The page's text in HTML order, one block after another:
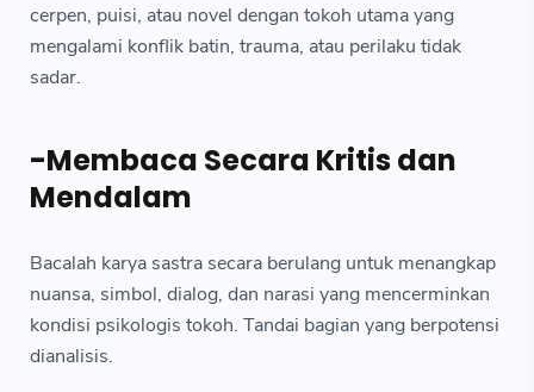
cerpen, puisi, atau novel dengan tokoh utama yang
mengalami konflik batin, trauma, atau perilaku tidak
sadar.
-Membaca Secara Kritis dan
Mendalam
Bacalah karya sastra secara berulang untuk menangkap
nuansa, simbol, dialog, dan narasi yang mencerminkan
kondisi psikologis tokoh. Tandai bagian yang berpotensi
dianalisis.